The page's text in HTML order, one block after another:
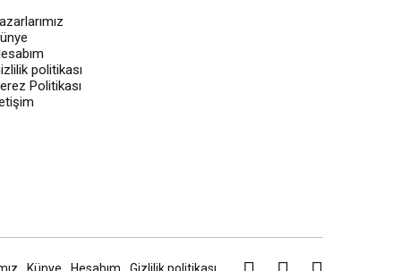
politikası
Politikası